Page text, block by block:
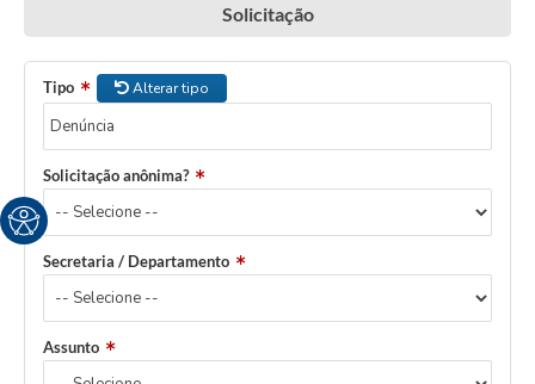
Solicitação
Tipo Alterar tipo
Solicitação anônima?
Secretaria / Departamento
Assunto